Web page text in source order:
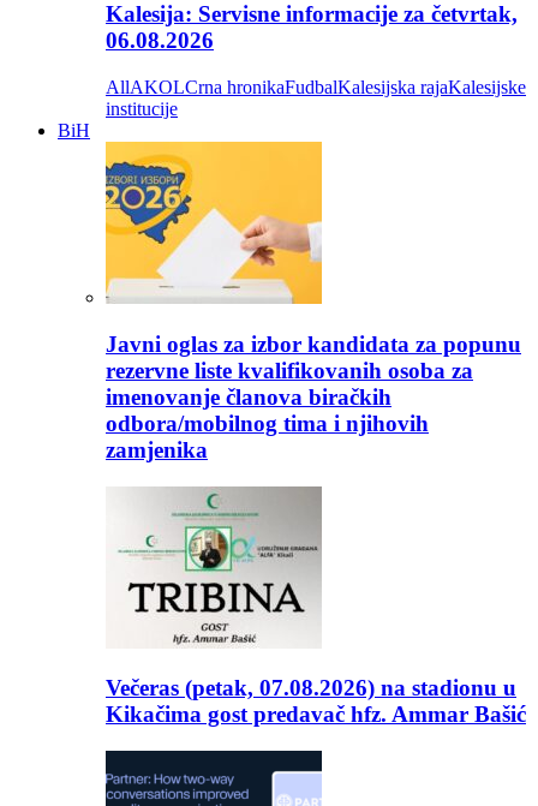
Kalesija: Servisne informacije za četvrtak,
06.08.2026
AllAKOLCrna hronikaFudbalKalesijska rajaKalesijske
institucije
BiH
Javni oglas za izbor kandidata za popunu
rezervne liste kvalifikovanih osoba za
imenovanje članova biračkih
odbora/mobilnog tima i njihovih
zamjenika
Večeras (petak, 07.08.2026) na stadionu u
Kikačima gost predavač hfz. Ammar Bašić